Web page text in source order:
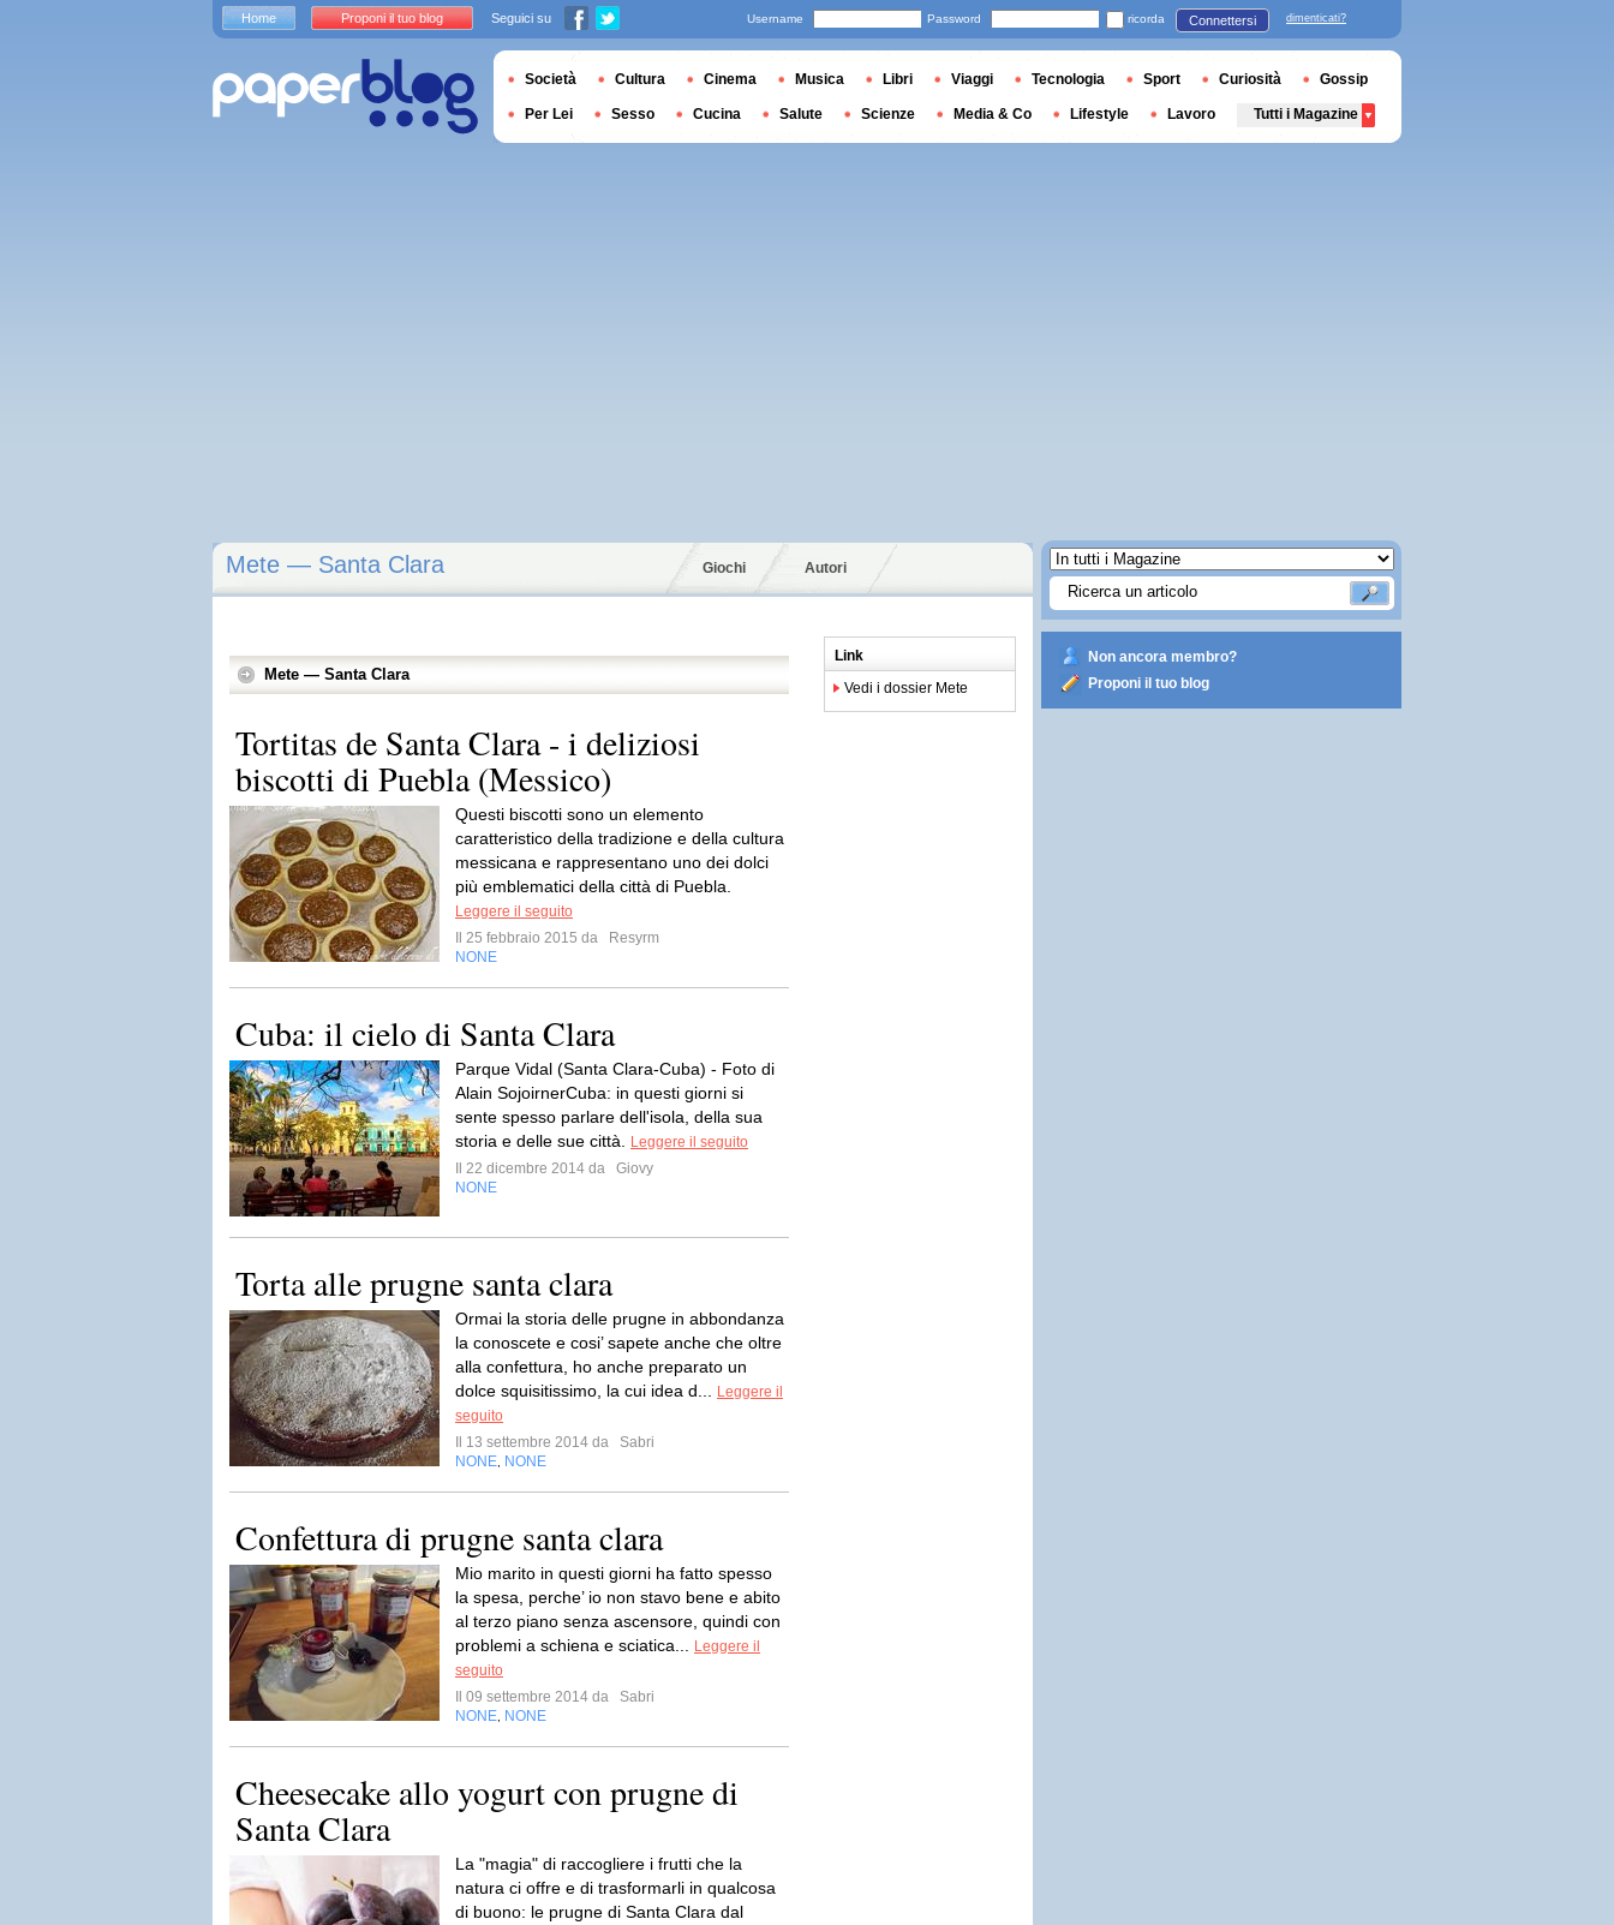
Mete — Santa Clara Giochi Autori
Mete — Santa Clara
Tortitas de Santa Clara - i deliziosi
biscotti di Puebla (Messico)
Questi biscotti sono un elemento
caratteristico della tradizione e della cultura
messicana e rappresentano uno dei dolci
più emblematici della città di Puebla.
Leggere il seguito
Il 25 febbraio 2015 da
Resyrm
NONE
Cuba: il cielo di Santa Clara
Parque Vidal (Santa Clara-Cuba) - Foto di
Alain SojoirnerCuba: in questi giorni si
sente spesso parlare dell'isola, della sua
storia e delle sue città.
Leggere il seguito
Il 22 dicembre 2014 da
Giovy
NONE
Torta alle prugne santa clara
Ormai la storia delle prugne in abbondanza
la conoscete e cosi’ sapete anche che oltre
alla confettura, ho anche preparato un
dolce squisitissimo, la cui idea d...
Leggere il
seguito
Il 13 settembre 2014 da
Sabri
NONE NONE
Confettura di prugne santa clara
Mio marito in questi giorni ha fatto spesso
la spesa, perche’ io non stavo bene e abito
al terzo piano senza ascensore, quindi con
problemi a schiena e sciatica...
Leggere il
seguito
Il 09 settembre 2014 da
Sabri
NONE NONE
Cheesecake allo yogurt con prugne di
Santa Clara
La "magia" di raccogliere i frutti che la
natura ci offre e di trasformarli in qualcosa
di buono: le prugne di Santa Clara dal
Link
Vedi i dossier Mete
Non ancora membro?
Proponi il tuo blog
Home Proponi il tuo blog Seguici su Username Password ricorda Connettersi dimenticati?
Società Cultura Cinema Musica Libri Viaggi Tecnologia Sport Curiosità Gossip
Per Lei Sesso Cucina Salute Scienze Media & Co Lifestyle Lavoro Tutti i Magazine